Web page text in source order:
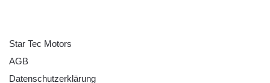
Star Tec Motors
AGB
Datenschutzerklärung